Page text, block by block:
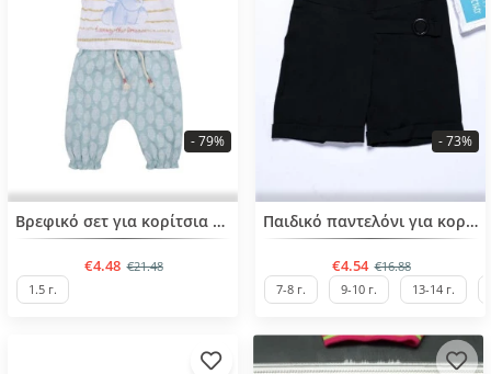
BESTSELLERΒρεφικό σετ για κορίτσια από 6 μηνών 1,5 έτους
€4.48 €21.48
- 79%
1.5 г.
BESTSELLERΠαιδικό παντελόνι για κορίτσια από 4 έως 14 ετών
€4.54 €16.88
- 73%
7-8 г. 9-10 г. 13-14 г.